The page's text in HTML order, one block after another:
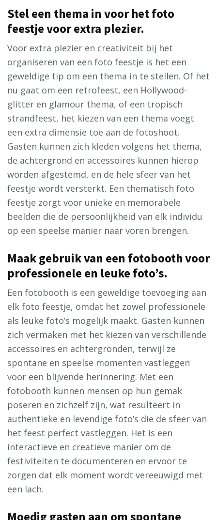
Stel een thema in voor het foto
feestje voor extra plezier.
Voor extra plezier en creativiteit bij het
organiseren van een foto feestje is het een
geweldige tip om een thema in te stellen. Of het
nu gaat om een retrofeest, een Hollywood-
glitter en glamour thema, of een tropisch
strandfeest, het kiezen van een thema voegt
een extra dimensie toe aan de fotoshoot.
Gasten kunnen zich kleden volgens het thema,
de achtergrond en accessoires kunnen hierop
worden afgestemd, en de hele sfeer van het
feestje wordt versterkt. Een thematisch foto
feestje zorgt voor unieke en memorabele
beelden die de persoonlijkheid van elk individu
op een speelse manier naar voren brengen.
Maak gebruik van een fotobooth voor
professionele en leuke foto’s.
Een fotobooth is een geweldige toevoeging aan
elk foto feestje, omdat het zowel professionele
als leuke foto’s mogelijk maakt. Gasten kunnen
zich vermaken met het kiezen van verschillende
accessoires en achtergronden, terwijl ze
spontane en speelse momenten vastleggen
voor een blijvende herinnering. Met een
fotobooth kunnen mensen op hun gemak
poseren en zichzelf zijn, wat resulteert in
authentieke en levendige foto’s die de sfeer van
het feest perfect vastleggen. Het is een
interactieve en creatieve manier om de
festiviteiten te documenteren en ervoor te
zorgen dat elk moment wordt vereeuwigd met
een lach.
Moedig gasten aan om spontane